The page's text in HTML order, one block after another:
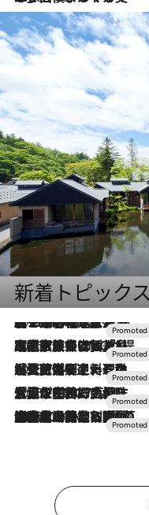
新着トピック
2026.8.7
【トンボの足水浴】ヒノキの香りに包まれて涼感マックス！約13℃の湧水かけ流しを避暑地「星野温泉 トンボの湯」で体験
2026.7.31
【ホテル帰省】という選択肢をOMOが提案。家族とほどよい距離を保つには「昼は実家、夜は気兼ねなくホテルで！」
2026.7.24
【夏限定ディナーコース】旬を迎える稚鮎や花ズッキーニなどをイタリア・トスカーナの郷土料理の手法で満喫！
2026.7.17
「土佐和ハーブかき氷」がOMO7高知に登場！生姜、山椒、大葉など目にも舌にも涼を呼ぶ郷土の味
2026.7.10
NEW OPEN！【界 草津】名湯の地に誕生。趣の異なる2種の温泉と上州ならではの会席・蕎麦割烹など美食を味わう究極の癒やし旅